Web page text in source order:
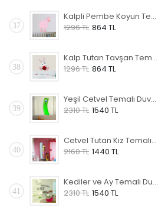
37
Kalpli Pembe Koyun Temalı Duvar Sticker
1296 TL 864 TL
38
Kalp Tutan Tavşan Temalı Duvar Sticker
1296 TL 864 TL
39
Yeşil Cetvel Temalı Duvar Sticker
2310 TL 1540 TL
40
Cetvel Tutan Kız Temalı Duvar Sticker
2160 TL 1440 TL
41
Kediler ve Ay Temalı Duvar Sticker
2310 TL 1540 TL